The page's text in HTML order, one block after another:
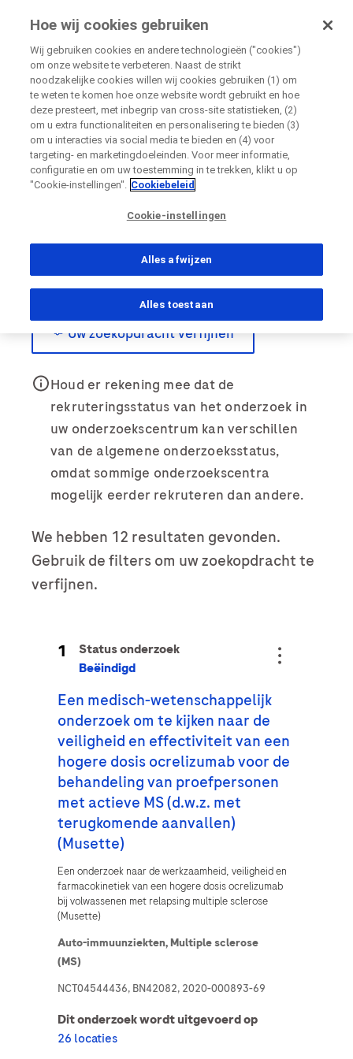
Onderzoekvoormij.nl
door Roche
Zoekresultaten
Bekijk de resultaten die we voor u hebben gevonden.
Gebruik de filters om de resultatenlijst te verfijnen en vind
eenvoudig het onderzoek dat u zoekt.
Uw zoekopdracht verfijnen
Houd er rekening mee dat de
rekruteringsstatus van het onderzoek in
uw onderzoekscentrum kan verschillen
van de algemene onderzoeksstatus,
omdat sommige onderzoekscentra
mogelijk eerder rekruteren dan andere.
We hebben 12 resultaten gevonden.
Gebruik de filters om uw zoekopdracht te
verfijnen.
1
Status onderzoek
Beëindigd
Een medisch-wetenschappelijk
onderzoek om te kijken naar de
veiligheid en effectiviteit van een
hogere dosis ocrelizumab voor de
behandeling van proefpersonen
met actieve MS (d.w.z. met
terugkomende aanvallen)
(Musette)
Een onderzoek naar de werkzaamheid, veiligheid en
farmacokinetiek van een hogere dosis ocrelizumab
bij volwassenen met relapsing multiple sclerose
(Musette)
Auto-immuunziekten,Multiple sclerose
(MS)
NCT04544436, BN42082, 2020-000893-69
Dit onderzoek wordt uitgevoerd op
26 locaties
Sluiten
Rechtstreeks contact opnemen met Roche voor
vragen
Nederland, selected
Persoonlijke gegevens
Voornaam
Achternaam
Wie bent u?
Hoe wilt u dat we contact met u opnemen?
Sluiten
Contact the hospital directly
Persoonlijke gegevens
Voornaam
Gegevens bericht
Onderwerp
By clicking “Accept and Send”, you confirm that you have read and agree to
Roche’s legal and privacy conditions.
Sluiten
Persoonlijke gegevens
Gegevens bericht
Onderwerp
Accepteren en verzenden
Sluiten
Directly contact the sponsor for questions
Sluiten
lblFpPhoneNumber
When can we call you during (Free service) - Pacific Standard
When can we call you during (Free service) - Pacific Standard
6.00u - 9.00u 9.00u - 13.00u 13.00u - 15.00u
Accepteren en verzenden
Hoe wij cookies gebruiken
Wij gebruiken cookies en andere technologieën ("cookies")
om onze website te verbeteren. Naast de strikt
noodzakelijke cookies willen wij cookies gebruiken (1) om
te weten te komen hoe onze website wordt gebruikt en hoe
deze presteert, met inbegrip van cross-site statistieken, (2)
om u extra functionaliteiten en personalisering te bieden (3)
om u interacties via social media te bieden en (4) voor
targeting- en marketingdoeleinden. Voor meer informatie,
configuratie en om uw toestemming in te trekken, klikt u op
"Cookie-instellingen". Cookiebeleid
Cookie-instellingen
Alles afwijzen
Alles toestaan